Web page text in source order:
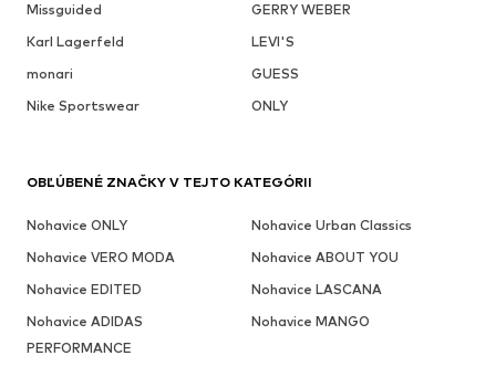
Missguided
GERRY WEBER
Karl Lagerfeld
LEVI'S
monari
GUESS
Nike Sportswear
ONLY
OBĽÚBENÉ ZNAČKY V TEJTO KATEGÓRII
Nohavice ONLY
Nohavice Urban Classics
Nohavice VERO MODA
Nohavice ABOUT YOU
Nohavice EDITED
Nohavice LASCANA
Nohavice ADIDAS
PERFORMANCE
Nohavice MANGO